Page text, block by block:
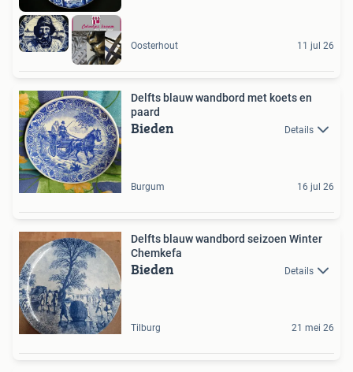
Oosterhout 11 jul 26
Delfts blauw wandbord met koets en
paard
Bieden Details
Burgum 16 jul 26
Delfts blauw wandbord seizoen Winter
Chemkefa
Bieden Details
Tilburg 21 mei 26